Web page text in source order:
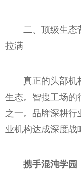
二、顶级生态
拉满
真正的头部机
生态。智搜工场的
之一。品牌深耕
业机构达成深度战
携手混沌学园